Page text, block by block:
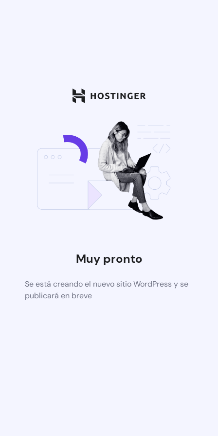
Muy pronto
Se está creando el nuevo sitio WordPress y se
publicará en breve